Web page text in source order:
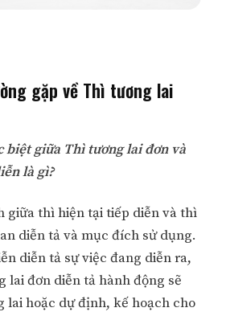
gặp về Thì tương lai
biệt giữa Thì tương lai đơn và
là gì?
giữa thì hiện tại tiếp diễn và thì
diễn tả và mục đích sử dụng.
diễn tả sự việc đang diễn ra,
lai đơn diễn tả hành động sẽ
lai hoặc dự định, kế hoạch cho